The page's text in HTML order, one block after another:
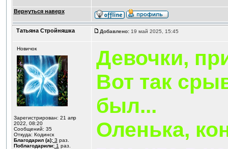
Вернуться наверх
Татьяна Стройняшка Добавлено:19 май 2025, 15:45
Новичок
Зарегистрирован: 21 апр
2022, 08:20
Сообщений: 35
Откуда: Кодинск
Благодарил (а):3 раз.
Поблагодарили:1 раз.
Девочки,
Вот так
был...
Оленька,